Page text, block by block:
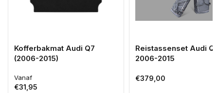
Kofferbakmat Audi Q7
(2006-2015)
Normale
prijs
Vanaf
€31,95
Reistassenset Audi
2006-2015
Normale
€379,00